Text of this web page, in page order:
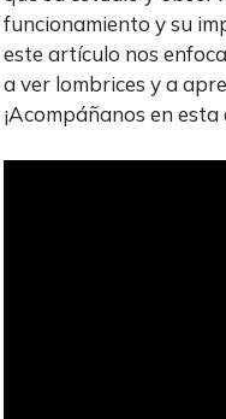
funcionamiento y su
este artículo nos
a ver lombrices y a
¡Acompáñanos en